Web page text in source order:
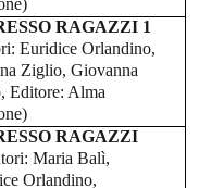
RAGAZZI 1
Euridice Orlandino,
Ziglio, Giovanna
Editore: Alma
RAGAZZI
Maria Balì,
Orlandino,